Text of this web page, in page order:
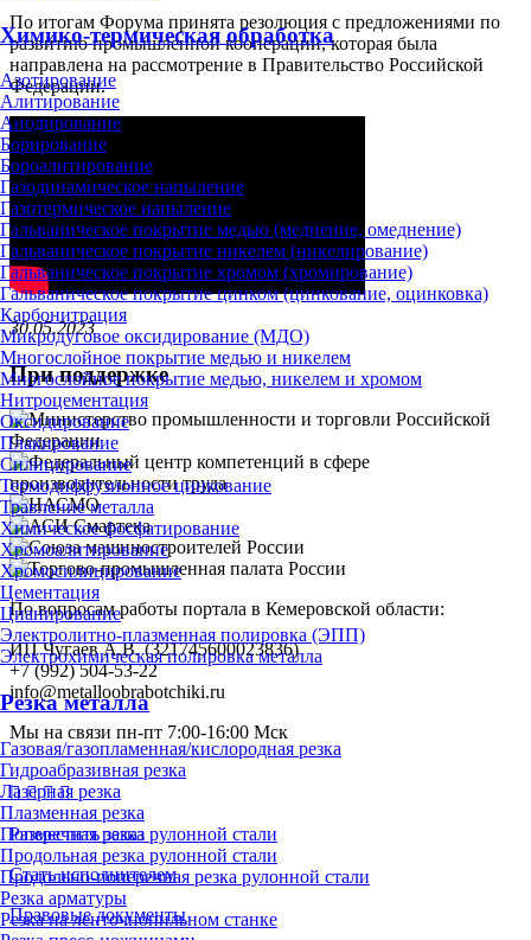
Химико-термическая обработка
Азотирование
Алитирование
Анодирование
Борирование
Бороалитирование
Газодинамическое напыление
Газотермическое напыление
Гальваническое покрытие медью (меднение, омеднение)
Гальваническое покрытие никелем (никелирование)
Гальваническое покрытие хромом (хромирование)
Гальваническое покрытие цинком (цинкование, оцинковка)
Карбонитрация
Микродуговое оксидирование (МДО)
Многослойное покрытие медью и никелем
Многослойное покрытие медью, никелем и хромом
Нитроцементация
Оксидирование
Плакирование
Силицирование
Термодиффузионное цинкование
Травление металла
Химическое фосфатирование
Хромоалитирование
Хромосилицирование
Цементация
Цианирование
Электролитно-плазменная полировка (ЭПП)
Электрохимическая полировка металла
Резка металла
Газовая/газопламенная/кислородная резка
Гидроабразивная резка
Лазерная резка
Плазменная резка
Поперечная резка рулонной стали
Продольная резка рулонной стали
Продольно-поперечная резка рулонной стали
Резка арматуры
Резка на ленточнопильном станке
По итогам Форума принята резолюция с предложениями по
развитию промышленной кооперации, которая была
направлена на рассмотрение в Правительство Российской
Федерации.
30.05.2023
При поддержке
По вопросам работы портала в Кемеровской области:
ИП Чугаев А.В. (321745600023836)
+7 (992) 504-53-22
info@metalloobrabotchiki.ru
Мы на связи пн-пт 7:00-16:00 Мск
Разместить заказ
Стать исполнителем
Правовые документы